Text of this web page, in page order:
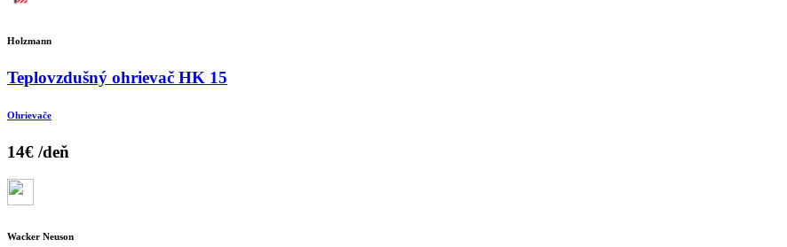
Holzmann
Teplovzdušný ohrievač HK 15
Ohrievače
14€ /deň
Wacker Neuson